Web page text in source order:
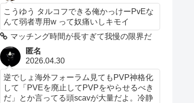
こうゆう タルコフできる俺かっけーPvEな
んて弱者専用w って奴痛いしキモイ
マッチング時間が長すぎて我慢の限界だ
匿名
2026.04.30
逆でしょ海外フォーラム見てもPVP神格化
して「PVEを廃止してPVPをやらせるべき
だ」とか言ってる頭scavが大量だよ。冷静